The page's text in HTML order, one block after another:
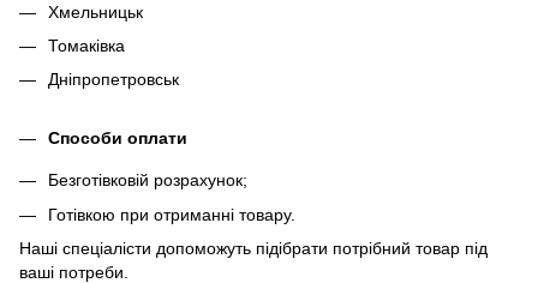
Хмельницьк
Томаківка
Дніпропетровськ
Способи оплати
Безготівковій розрахунок;
Готівкою при отриманні товару.
Наші спеціалісти допоможуть підібрати потрібний товар під
ваші потреби.